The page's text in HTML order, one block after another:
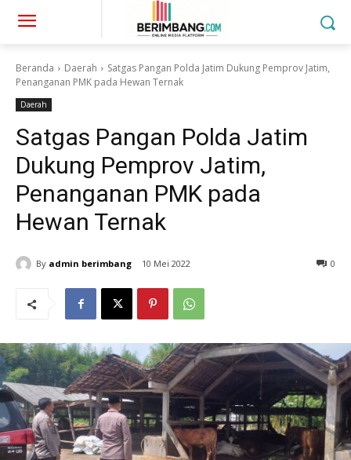
Beranda Daerah
Satgas Pangan Polda Jatim Dukung Pemprov Jatim,
Penanganan PMK pada Hewan Ternak
Daerah
Satgas Pangan Polda Jatim
Dukung Pemprov Jatim,
Penanganan PMK pada
Hewan Ternak
By admin berimbang 10 Mei 2022 0